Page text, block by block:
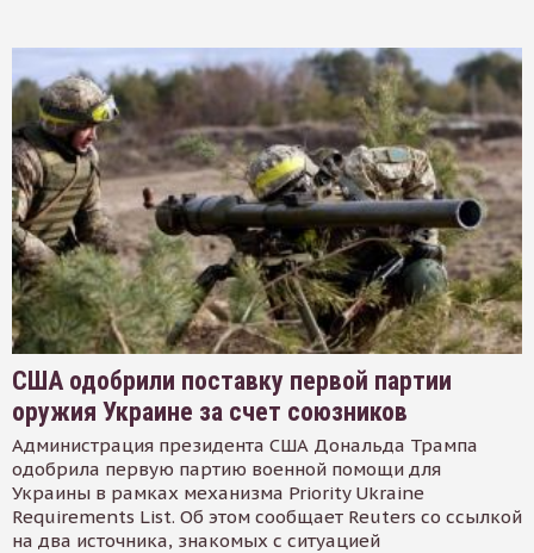
США одобрили поставку первой партии
оружия Украине за счет союзников
Администрация президента США Дональда Трампа
одобрила первую партию военной помощи для
Украины в рамках механизма Priority Ukraine
Requirements List. Об этом сообщает Reuters со ссылкой
на два источника, знакомых с ситуацией